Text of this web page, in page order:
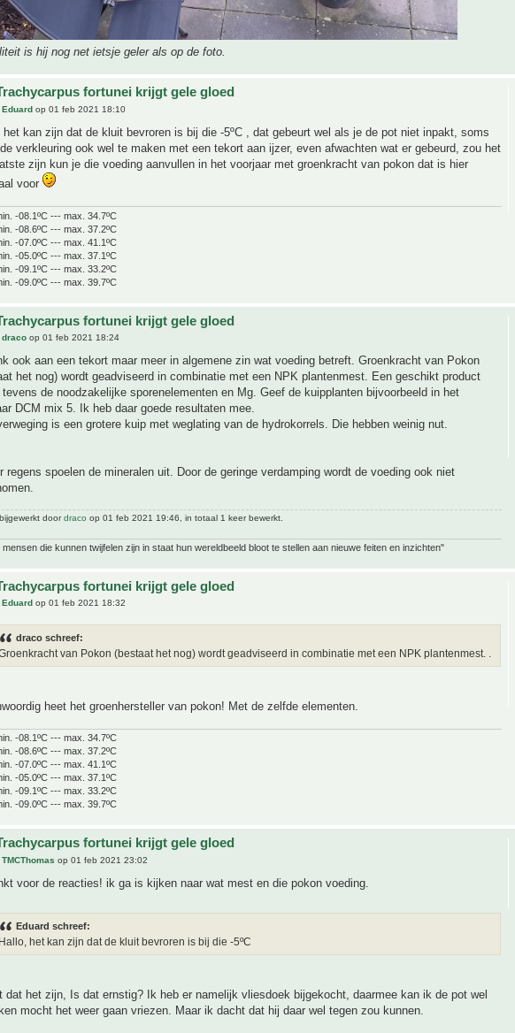
is hij nog net ietsje geler als op de foto.
fortunei krijgt gele gloed
Eduard op 01 feb 2021 18:10
het kan zijn dat de kluit bevroren is bij die -5ºC , dat gebeurt wel als je de pot niet inpakt, soms
verkleuring ook wel te maken met een tekort aan ijzer, even afwachten wat er gebeurd, zou het
zijn kun je die voeding aanvullen in het voorjaar met groenkracht van pokon dat is hier
voor
-08.1ºC --- max. 34.7ºC
-08.6ºC --- max. 37.2ºC
-07.0ºC --- max. 41.1ºC
-05.0ºC --- max. 37.1ºC
-09.1ºC --- max. 33.2ºC
-09.0ºC --- max. 39.7ºC
fortunei krijgt gele gloed
draco op 01 feb 2021 18:24
ook aan een tekort maar meer in algemene zin wat voeding betreft. Groenkracht van Pokon
het nog) wordt geadviseerd in combinatie met een NPK plantenmest. Een geschikt product
tevens de noodzakelijke sporenelementen en Mg. Geef de kuipplanten bijvoorbeeld in het
DCM mix 5. Ik heb daar goede resultaten mee.
is een grotere kuip met weglating van de hydrokorrels. Die hebben weinig nut.
regens spoelen de mineralen uit. Door de geringe verdamping wordt de voeding ook niet
doordraco op 01 feb 2021 19:46, in totaal 1 keer bewerkt.
mensen die kunnen twijfelen zijn in staat hun wereldbeeld bloot te stellen aan nieuwe feiten en inzichten"
fortunei krijgt gele gloed
Eduard op 01 feb 2021 18:32
draco schreef:
van Pokon (bestaat het nog) wordt geadviseerd in combinatie met een NPK plantenmest. .
heet het groenhersteller van pokon! Met de zelfde elementen.
-08.1ºC --- max. 34.7ºC
-08.6ºC --- max. 37.2ºC
-07.0ºC --- max. 41.1ºC
-05.0ºC --- max. 37.1ºC
-09.1ºC --- max. 33.2ºC
-09.0ºC --- max. 39.7ºC
fortunei krijgt gele gloed
TMCThomas op 01 feb 2021 23:02
voor de reacties! ik ga is kijken naar wat mest en die pokon voeding.
Eduard schreef:
Hallo, het kan zijn dat de kluit bevroren is bij die -5ºC
dat het zijn, Is dat ernstig? Ik heb er namelijk vliesdoek bijgekocht, daarmee kan ik de pot wel
mocht het weer gaan vriezen. Maar ik dacht dat hij daar wel tegen zou kunnen.